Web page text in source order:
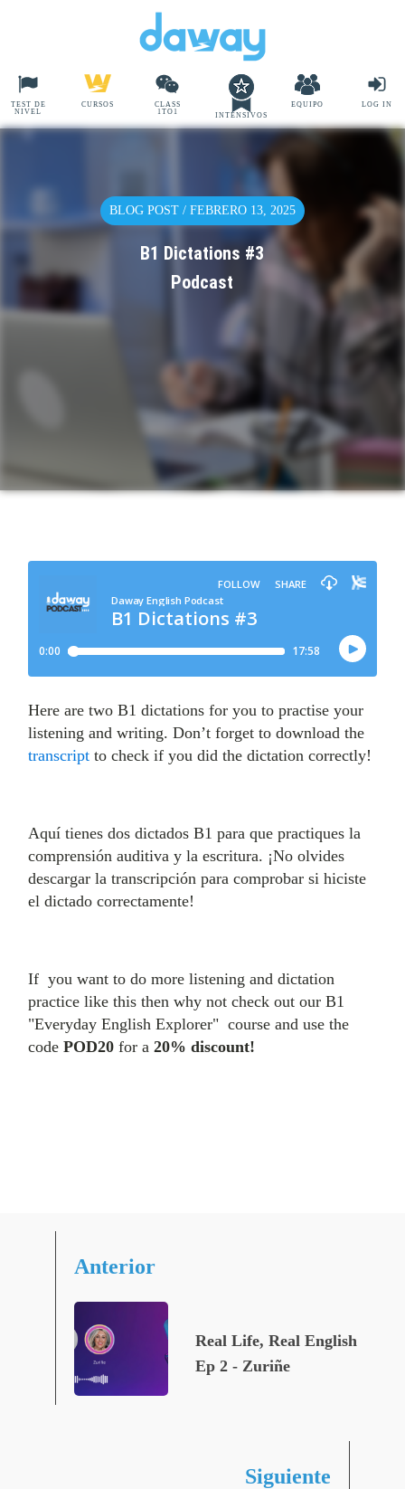
TEST DE
NIVEL
CURSOS
CLASS
1TO1
INTENSIVOS
EQUIPO LOG IN
BLOG POST / FEBRERO 13, 2025
B1 Dictations #3
Podcast
Here are two B1 dictations for you to practise your
listening and writing. Don’t forget to download the
transcript to check if you did the dictation correctly!
Aquí tienes dos dictados B1 para que practiques la
comprensión auditiva y la escritura. ¡No olvides
descargar la transcripción para comprobar si hiciste
el dictado correctamente!
If you want to do more listening and dictation
practice like this then why not check out our B1
"Everyday English Explorer" course and use the
codePOD20for a20% discount!
Anterior
Real Life, Real English
Ep 2 - Zuriñe
Siguiente